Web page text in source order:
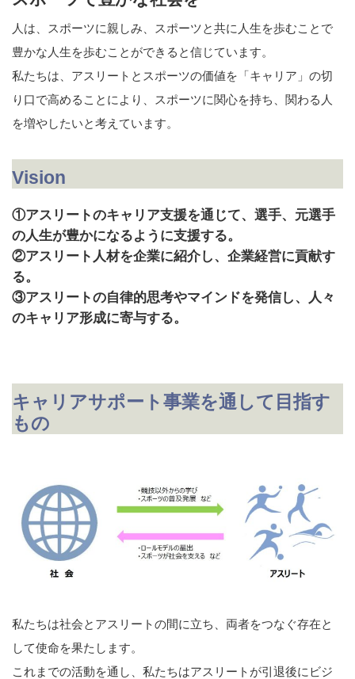
人は、スポーツに親しみ、スポーツと共に人生を歩むことで
豊かな人生を歩むことができると信じています。
私たちは、アスリートとスポーツの価値を「キャリア」の切
り口で高めることにより、スポーツに関心を持ち、関わる人
を増やしたいと考えています。
Vision
①アスリートのキャリア支援を通じて、選手、元選手
の人生が豊かになるように支援する。
②アスリート人材を企業に紹介し、企業経営に貢献す
る。
③アスリートの自律的思考やマインドを発信し、人々
のキャリア形成に寄与する。
キャリアサポート事業を通して目指す
もの
私たちは社会とアスリートの間に立ち、両者をつなぐ存在と
して使命を果たします。
これまでの活動を通し、私たちはアスリートが引退後にビジ